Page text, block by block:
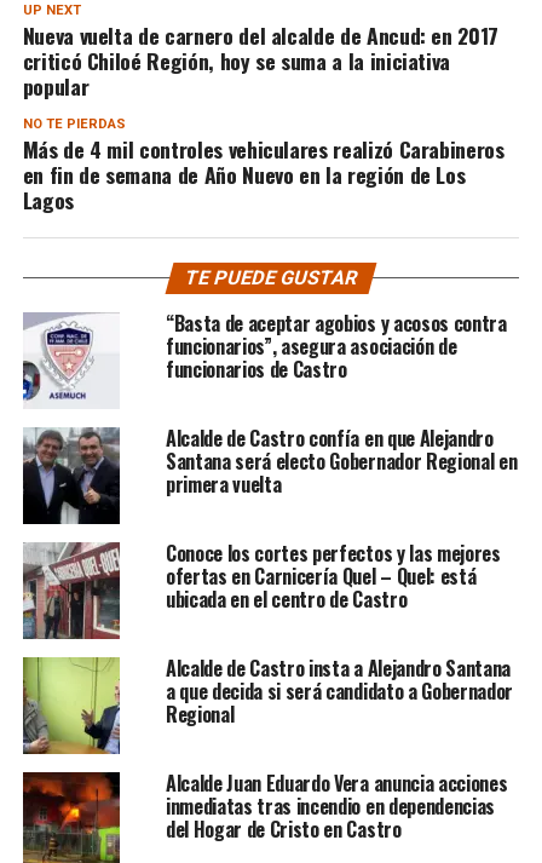
UP NEXT
Nueva vuelta de carnero del alcalde de Ancud: en 2017
criticó Chiloé Región, hoy se suma a la iniciativa
popular
NO TE PIERDAS
Más de 4 mil controles vehiculares realizó Carabineros
en fin de semana de Año Nuevo en la región de Los
Lagos
TE PUEDE GUSTAR
“Basta de aceptar agobios y acosos contra
funcionarios”, asegura asociación de
funcionarios de Castro
Alcalde de Castro confía en que Alejandro
Santana será electo Gobernador Regional en
primera vuelta
Conoce los cortes perfectos y las mejores
ofertas en Carnicería Quel – Quel: está
ubicada en el centro de Castro
Alcalde de Castro insta a Alejandro Santana
a que decida si será candidato a Gobernador
Regional
Alcalde Juan Eduardo Vera anuncia acciones
inmediatas tras incendio en dependencias
del Hogar de Cristo en Castro